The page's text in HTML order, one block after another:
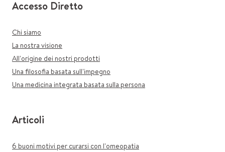
Accesso Diretto
Chi siamo
La nostra visione
All'origine dei nostri prodotti
Una filosofia basata sull'impegno
Una medicina integrata basata sulla persona
Articoli
6 buoni motivi per curarsi con l'omeopatia